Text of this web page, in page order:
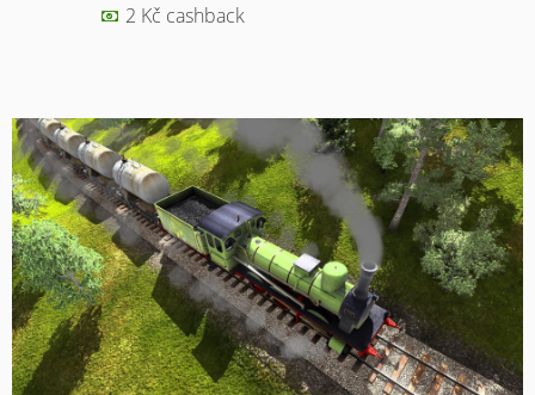
2 Kč cashback